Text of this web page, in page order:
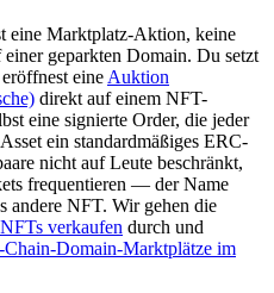
eine Marktplatz-Aktion, keine
geparkten Domain. Du setzt
eine Auktion
direkt auf einem NFT-
eine signierte Order, die jeder
ein standardmäßiges ERC-
nicht auf Leute beschränkt,
frequentieren — der Name
andere NFT. Wir gehen die
verkaufen durch und
Chain-Domain-Marktplätze im